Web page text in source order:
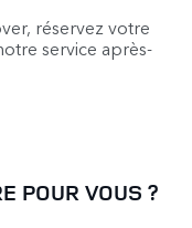
réservez votre
service après-
POUR VOUS ?